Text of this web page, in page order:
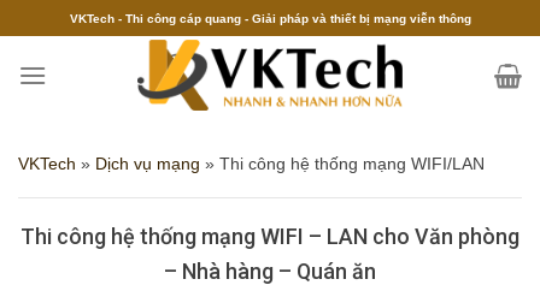
content
VKTech - Thi công cáp quang - Giải pháp và thiết bị mạng viễn thông
VKTech » Dịch vụ mạng » Thi công hệ thống mạng WIFI/LAN
Thi công hệ thống mạng WIFI – LAN cho Văn phòng
– Nhà hàng – Quán ăn